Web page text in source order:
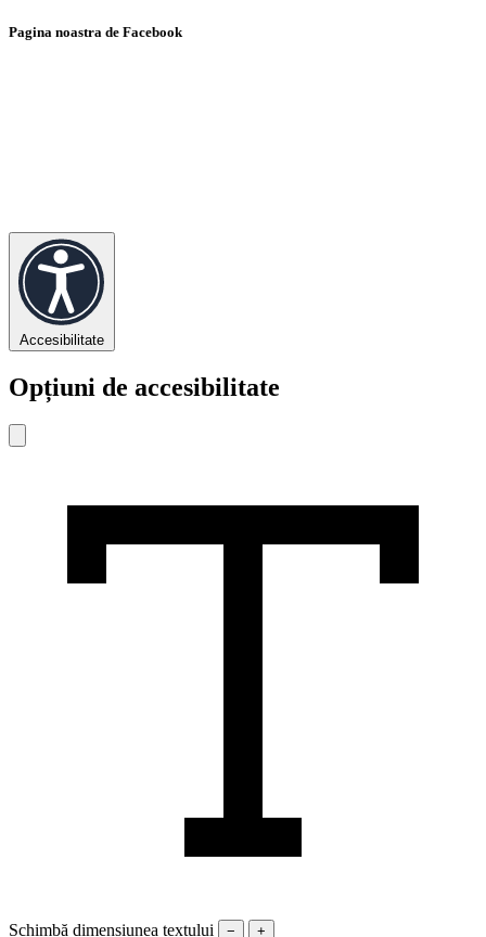
Pagina noastra de Facebook
Accesibilitate
Opțiuni de accesibilitate
Schimbă dimensiunea textului − +